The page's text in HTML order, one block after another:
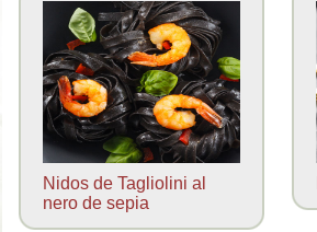
Nidos de Tagliolini al
nero de sepia